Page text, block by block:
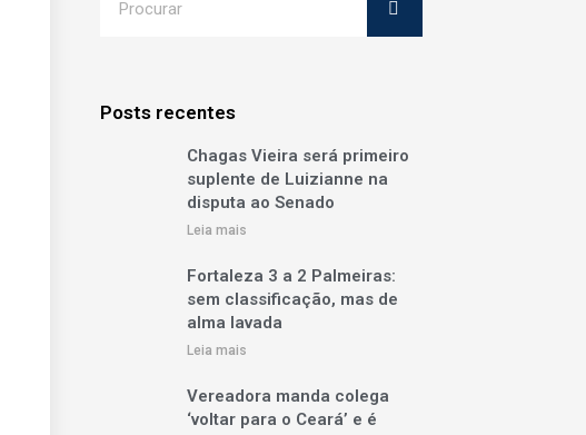
Posts recentes
Chagas Vieira será primeiro
suplente de Luizianne na
disputa ao Senado
Leia mais
Fortaleza 3 a 2 Palmeiras:
sem classificação, mas de
alma lavada
Leia mais
Vereadora manda colega
‘voltar para o Ceará’ e é